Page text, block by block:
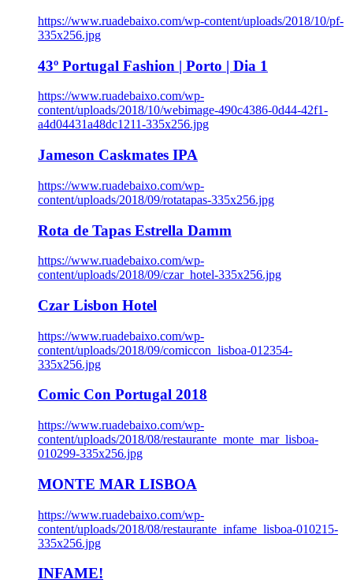
https://www.ruadebaixo.com/wp-content/uploads/2018/10/pf-
335x256.jpg
43º Portugal Fashion | Porto | Dia 1
https://www.ruadebaixo.com/wp-
content/uploads/2018/10/webimage-490c4386-0d44-42f1-
a4d04431a48dc1211-335x256.jpg
Jameson Caskmates IPA
https://www.ruadebaixo.com/wp-
content/uploads/2018/09/rotatapas-335x256.jpg
Rota de Tapas Estrella Damm
https://www.ruadebaixo.com/wp-
content/uploads/2018/09/czar_hotel-335x256.jpg
Czar Lisbon Hotel
https://www.ruadebaixo.com/wp-
content/uploads/2018/09/comiccon_lisboa-012354-
335x256.jpg
Comic Con Portugal 2018
https://www.ruadebaixo.com/wp-
content/uploads/2018/08/restaurante_monte_mar_lisboa-
010299-335x256.jpg
MONTE MAR LISBOA
https://www.ruadebaixo.com/wp-
content/uploads/2018/08/restaurante_infame_lisboa-010215-
335x256.jpg
INFAME!